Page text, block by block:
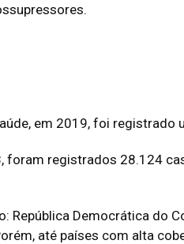
em 2019, foi
foram registrados 28.124
Democrática do
até países com alta